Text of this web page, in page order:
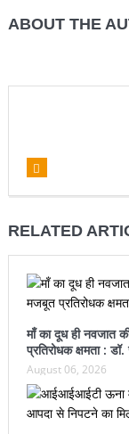
ABOUT THE
RELATED
माँ का दूध ही नवजात
प्रतिरोधक क्षमता :
August 06, 2026